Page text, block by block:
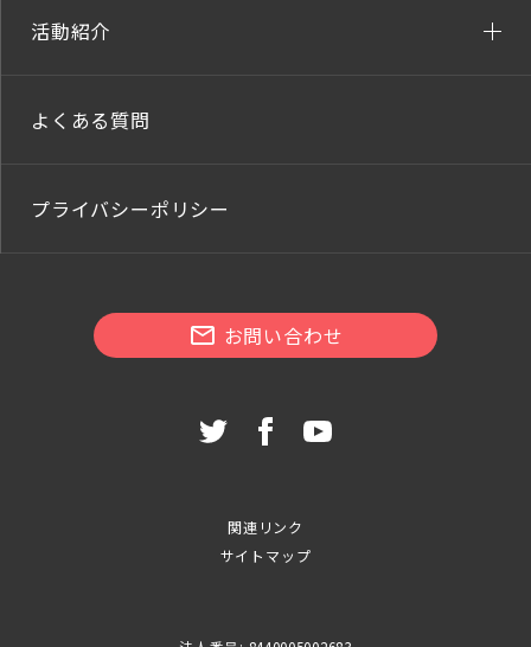
活動紹介
よくある質問
プライバシーポリシー
お問い合わせ
関連リンク
サイトマップ